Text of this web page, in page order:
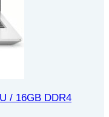
/ 16GB DDR4